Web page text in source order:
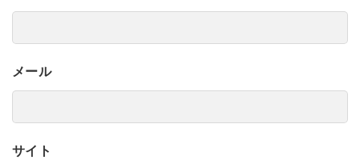
メール
サイト